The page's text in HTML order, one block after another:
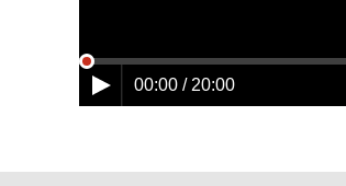
00:00 / 20:00